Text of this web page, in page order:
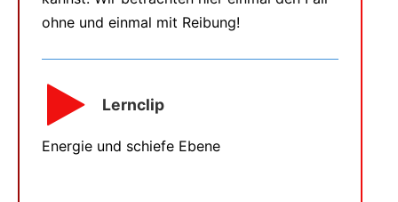
ohne und einmal mit Reibung!
Lernclip
Energie und schiefe Ebene